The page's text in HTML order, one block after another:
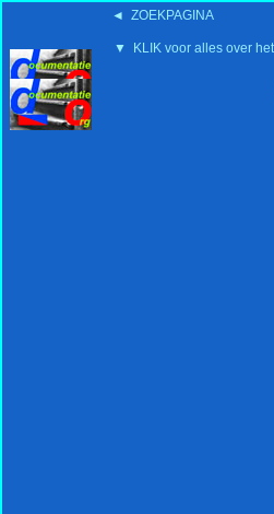
◄ ZOEKPAGINA
▼ KLIK voor alles over